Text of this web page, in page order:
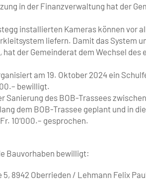
in der Finanzverwaltung hat der
installierten Kameras können vor
liefern. Damit das System
der Gemeinderat dem Wechsel
am 19. Oktober 2024 ein
bewilligt.
Sanierung des BOB-Trassees
dem BOB-Trassee geplant und in
10’000.– gesprochen.
Bauvorhaben bewilligt:
8942 Oberrieden / Lehmann Felix